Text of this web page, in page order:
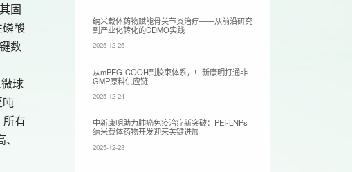
固
磷酸
数
球
吨
所有
纳米载体药物赋能骨关节炎治疗——从前沿研究
到产业化转化的CDMO实践
2025-12-25
从mPEG-COOH到胶束体系，中新康明打通非
GMP原料供应链
2025-12-24
中新康明助力肺癌免疫治疗新突破：PEI-LNPs
纳米载体药物开发迎来关键进展
2025-12-23